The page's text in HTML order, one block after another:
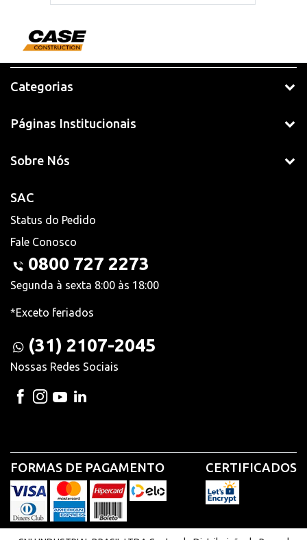
Categorias
Páginas Institucionais
Sobre Nós
SAC
Status do Pedido
Fale Conosco
0800 727 2273
Segunda à sexta 8:00 às 18:00
*Exceto feriados
(31) 2107-2045
Nossas Redes Sociais
FORMAS DE PAGAMENTO CERTIFICADOS